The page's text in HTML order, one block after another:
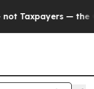
— the